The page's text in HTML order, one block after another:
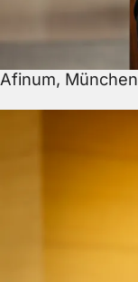
Afinum, München